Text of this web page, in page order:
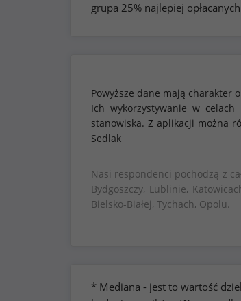
grupa 25% najlepiej
Powyższe dane mają charakter
Ich wykorzystywanie w
stanowiska. Z aplikacji można
Sedlak
Nasi respondenci pochodzą z
Bydgoszczy, Lublinie,
Bielsko-Białej, Tychach, Opolu.
* Mediana - jest to wartość